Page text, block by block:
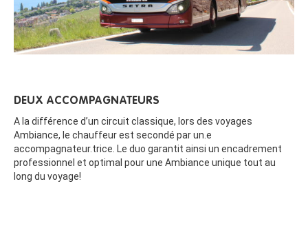
DEUX ACCOMPAGNATEURS
A la différence d’un circuit classique, lors des voyages
Ambiance, le chauffeur est secondé par un.e
accompagnateur.trice. Le duo garantit ainsi un encadrement
professionnel et optimal pour une Ambiance unique tout au
long du voyage!